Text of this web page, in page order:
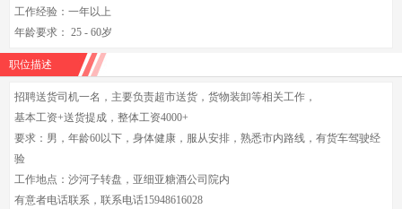
工作经验：一年以上
年龄要求： 25 - 60岁
职位描述
招聘送货司机一名，主要负责超市送货，货物装卸等相关工作，
基本工资+送货提成，整体工资4000+
要求：男，年龄60以下，身体健康，服从安排，熟悉市内路线，有货车驾驶经
验
工作地点：沙河子转盘，亚细亚糖酒公司院内
有意者电话联系，联系电话15948616028